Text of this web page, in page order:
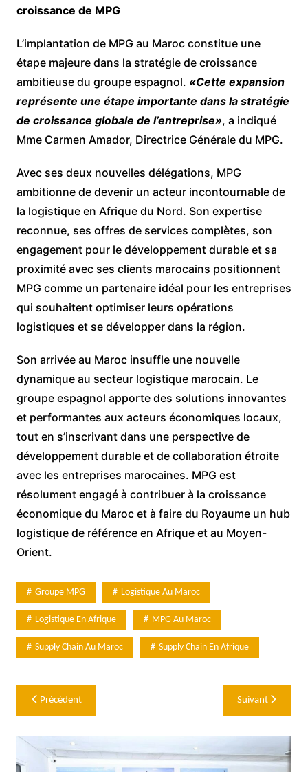
croissance de MPG
L’implantation de MPG au Maroc constitue une
étape majeure dans la stratégie de croissance
ambitieuse du groupe espagnol. «Cette expansion
représente une étape importante dans la stratégie
de croissance globale de l’entreprise», a indiqué
Mme Carmen Amador, Directrice Générale du MPG.
Avec ses deux nouvelles délégations, MPG
ambitionne de devenir un acteur incontournable de
la logistique en Afrique du Nord. Son expertise
reconnue, ses offres de services complètes, son
engagement pour le développement durable et sa
proximité avec ses clients marocains positionnent
MPG comme un partenaire idéal pour les entreprises
qui souhaitent optimiser leurs opérations
logistiques et se développer dans la région.
Son arrivée au Maroc insuffle une nouvelle
dynamique au secteur logistique marocain. Le
groupe espagnol apporte des solutions innovantes
et performantes aux acteurs économiques locaux,
tout en s’inscrivant dans une perspective de
développement durable et de collaboration étroite
avec les entreprises marocaines. MPG est
résolument engagé à contribuer à la croissance
économique du Maroc et à faire du Royaume un hub
logistique de référence en Afrique et au Moyen-
Orient.
Groupe MPG Logistique Au Maroc
Logistique En Afrique MPG Au Maroc
Supply Chain Au Maroc Supply Chain En Afrique
Navigation
de
l’article
Précédent Suivant